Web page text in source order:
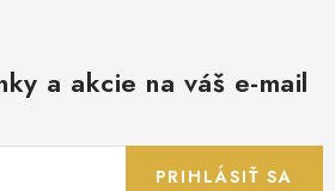
a akcie na váš e-mail
PRIHLÁSIŤ SA